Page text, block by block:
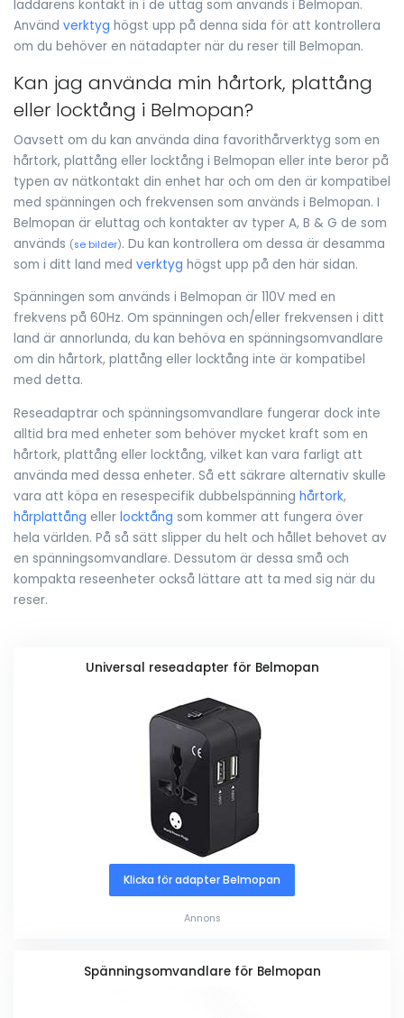
laddarens kontakt in i de uttag som används i Belmopan.
Använd verktyg högst upp på denna sida för att kontrollera
om du behöver en nätadapter när du reser till Belmopan.
Kan jag använda min hårtork, plattång
eller locktång i Belmopan?
Oavsett om du kan använda dina favorithårverktyg som en
hårtork, plattång eller locktång i Belmopan eller inte beror på
typen av nätkontakt din enhet har och om den är kompatibel
med spänningen och frekvensen som används i Belmopan. I
Belmopan är eluttag och kontakter av typer A, B & G de som
används (se bilder). Du kan kontrollera om dessa är desamma
som i ditt land med verktyg högst upp på den här sidan.
Spänningen som används i Belmopan är 110V med en
frekvens på 60Hz. Om spänningen och/eller frekvensen i ditt
land är annorlunda, du kan behöva en spänningsomvandlare
om din hårtork, plattång eller locktång inte är kompatibel
med detta.
Reseadaptrar och spänningsomvandlare fungerar dock inte
alltid bra med enheter som behöver mycket kraft som en
hårtork, plattång eller locktång, vilket kan vara farligt att
använda med dessa enheter. Så ett säkrare alternativ skulle
vara att köpa en resespecifik dubbelspänning hårtork,
hårplattång eller locktång som kommer att fungera över
hela världen. På så sätt slipper du helt och hållet behovet av
en spänningsomvandlare. Dessutom är dessa små och
kompakta reseenheter också lättare att ta med sig när du
reser.
Universal reseadapter för Belmopan
Klicka för adapter Belmopan
Annons
Spänningsomvandlare för Belmopan